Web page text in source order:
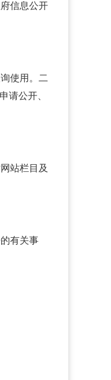
信息公开
使用。二
请公开、
站栏目及
有关事